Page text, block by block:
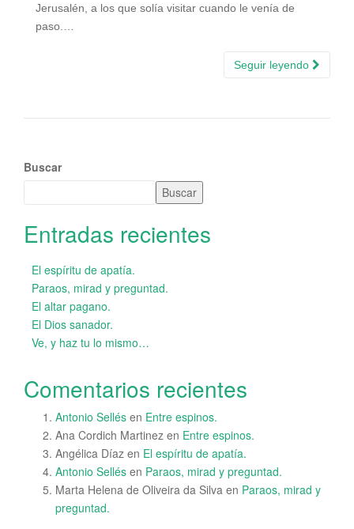
Jerusalén, a los que solía visitar cuando le venía de
paso.…
Seguir leyendo
Buscar
Buscar
Entradas recientes
El espíritu de apatía.
Paraos, mirad y preguntad.
El altar pagano.
El Dios sanador.
Ve, y haz tu lo mismo…
Comentarios recientes
Antonio Sellés en Entre espinos.
Ana Cordich Martinez en Entre espinos.
Angélica Díaz en El espíritu de apatía.
Antonio Sellés en Paraos, mirad y preguntad.
Marta Helena de Oliveira da Silva en Paraos, mirad y
preguntad.